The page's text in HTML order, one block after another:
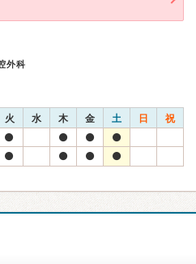
外科
火 水 木 金 土 日 祝